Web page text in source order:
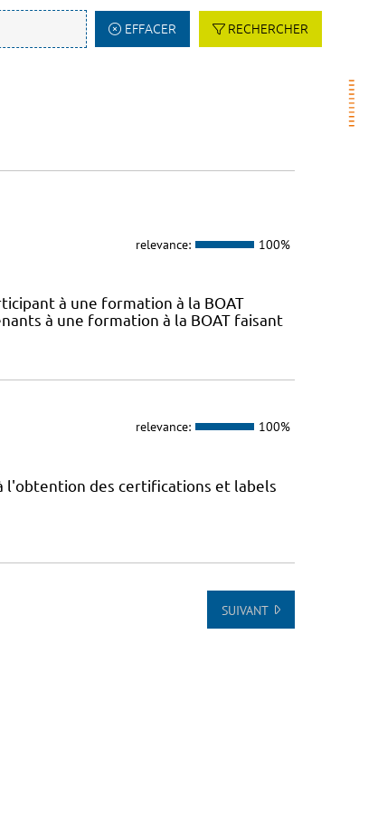
EFFACER RECHERCHER
relevance: 100%
à une formation à la BOAT
à une formation à la BOAT faisant
relevance: 100%
l'obtention des certifications et labels
SUIVANT